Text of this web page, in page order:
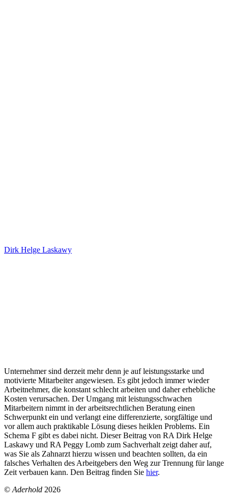
Dirk Helge Laskawy
Unternehmer sind derzeit mehr denn je auf leistungsstarke und
motivierte Mitarbeiter angewiesen. Es gibt jedoch immer wieder
Arbeitnehmer, die konstant schlecht arbeiten und daher erhebliche
Kosten verursachen. Der Umgang mit leistungsschwachen
Mitarbeitern nimmt in der arbeitsrechtlichen Beratung einen
Schwerpunkt ein und verlangt eine differenzierte, sorgfältige und
vor allem auch praktikable Lösung dieses heiklen Problems. Ein
Schema F gibt es dabei nicht. Dieser Beitrag von RA Dirk Helge
Laskawy und RA Peggy Lomb zum Sachverhalt zeigt daher auf,
was Sie als Zahnarzt hierzu wissen und beachten sollten, da ein
falsches Verhalten des Arbeitgebers den Weg zur Trennung für lange
Zeit verbauen kann. Den Beitrag finden Sie hier.
© Aderhold 2026